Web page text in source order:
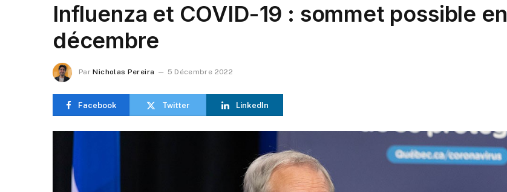
Influenza et COVID-19 : sommet possible en
décembre
Par Nicholas Pereira 5 Décembre 2022
Facebook Twitter LinkedIn